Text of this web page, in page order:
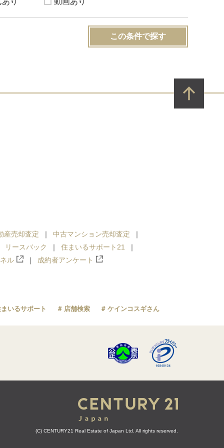
この条件で探す
産売却査定
中古マンション売却査定
リースバック
住まいるサポート21
ル
成約者アンケート
いるサポート 店舗検索 ケインコスギさん
(C) CENTURY21 Real Estate of Japan Ltd. All rights reserved.